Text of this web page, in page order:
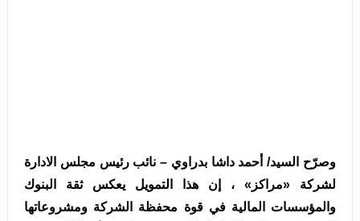
وصرّح السيد/ أحمد داشا بدراوي – نائب رئيس مجلس الادارة
لشركة «مراكز» ، إن هذا التمويل يعكس ثقة البنوك
والمؤسسات المالية في قوة محفظة الشركة ومشروعاتها